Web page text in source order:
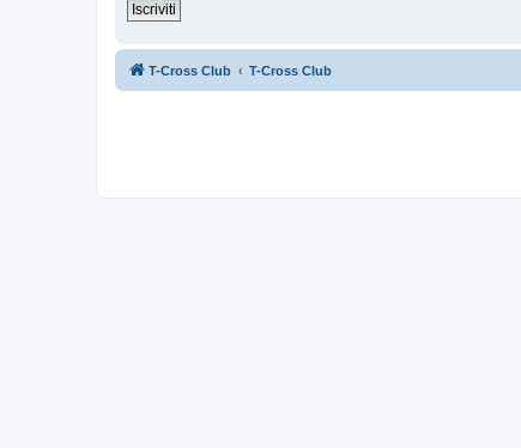
Iscriviti
T-Cross Club T-Cross Club